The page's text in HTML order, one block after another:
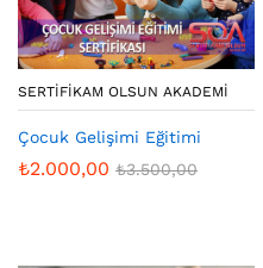
SERTIFIKAM OLSUN AKADEMI
Çocuk Gelişimi Eğitimi
₺2.000,00 ₺3.500,00